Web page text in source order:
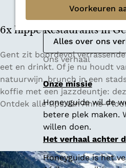
Voorkeuren
Bekijk de mediakit
mogelijkheden om
Alles over ons
Ons verhaal
Onze missie
Honeyguide wil de
betere plek maken.
willen doen.
Het verhaal achter
Honeyguide is het
6x hippe Restaurants in
6
x
h
i
p
e
s
Gent zit boordevol
eet en drinkt. Of je nu houdt
natuurwijn, brunch in een
koffie met een jazzdeuntje:
Ontdek alle tips van Anne-